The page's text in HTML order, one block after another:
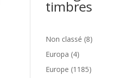
timbres
Non classé 88
Europa 44
produits
Europe 11851185